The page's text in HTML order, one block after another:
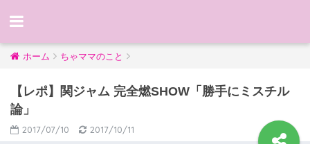
ホーム ちゃママのこと
【レポ】関ジャム 完全燃SHOW「勝手にミスチル
論」
2017/07/10 2017/10/11